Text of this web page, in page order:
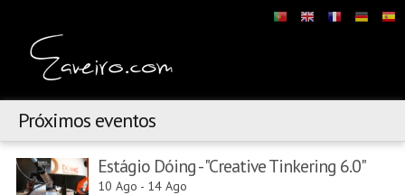
Próximos eventos
Estágio Dóing - "Creative Tinkering 6.0"
10 Ago - 14 Ago